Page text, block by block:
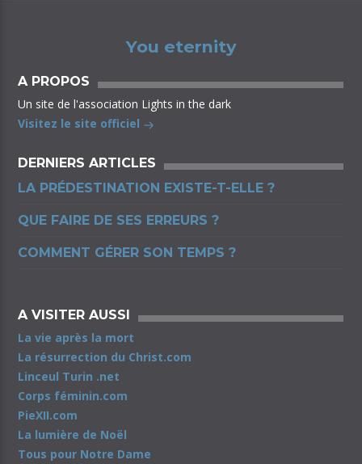
You eternity
A PROPOS
Un site de l'association Lights in the dark
Visitez le site officiel
DERNIERS ARTICLES
LA PRÉDESTINATION EXISTE-T-ELLE ?
QUE FAIRE DE SES ERREURS ?
COMMENT GÉRER SON TEMPS ?
A VISITER AUSSI
La vie après la mort
La résurrection du Christ.com
Linceul Turin .net
Corps féminin.com
PieXII.com
La lumière de Noël
Tous pour Notre Dame